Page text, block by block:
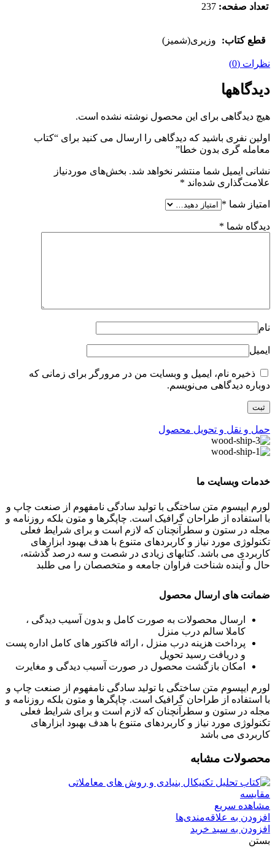
تعداد صفحه: 237
قطع کتاب: وزیری(شمیز)
نظرات (0)
دیدگاهها
هیچ دیدگاهی برای این محصول نوشته نشده است.
اولین نفری باشید که دیدگاهی را ارسال می کنید برای “کتاب
معامله گری بدون خطا”
نشانی ایمیل شما منتشر نخواهد شد. بخش‌های موردنیاز
علامت‌گذاری شده‌اند *
امتیاز شما *
دیدگاه شما *
نام
ایمیل
ذخیره نام، ایمیل و وبسایت من در مرورگر برای زمانی که
دوباره دیدگاهی می‌نویسم.
حمل و نقل و تحویل محصول
خدمات وبسایت ما
لورم ایپسوم متن ساختگی با تولید سادگی نامفهوم از صنعت چاپ و
با استفاده از طراحان گرافیک است. چاپگرها و متون بلکه روزنامه و
مجله در ستون و سطرآنچنان که لازم است و برای شرایط فعلی
تکنولوژی مورد نیاز و کاربردهای متنوع با هدف بهبود ابزارهای
کاربردی می باشد. کتابهای زیادی در شصت و سه درصد گذشته،
حال و آینده شناخت فراوان جامعه و متخصصان را می طلبد
ضمانت های ارسال محصول
ارسال محصولات به صورت کامل و بدون آسیب دیدگی ،
کاملا سالم درب منزل
پرداخت هزینه درب منزل ، ارائه فاکتور های کامل اداره پست
و دریافت رسید تحویل
امکان بازگشت محصول در صورت آسیب دیدگی و مغایرت
لورم ایپسوم متن ساختگی با تولید سادگی نامفهوم از صنعت چاپ و
با استفاده از طراحان گرافیک است. چاپگرها و متون بلکه روزنامه و
مجله در ستون و سطرآنچنان که لازم است و برای شرایط فعلی
تکنولوژی مورد نیاز و کاربردهای متنوع با هدف بهبود ابزارهای
کاربردی می باشد
محصولات مشابه
مقایسه
مشاهده سریع
افزودن به علاقه‌مندی‌ها
افزودن به سبد خرید
بستن